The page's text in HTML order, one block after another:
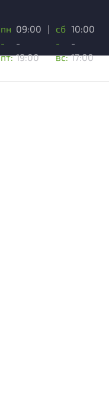
пн
-
пт:
09:00
-
19:00
|
сб
-
вс:
10:00
-
17:00